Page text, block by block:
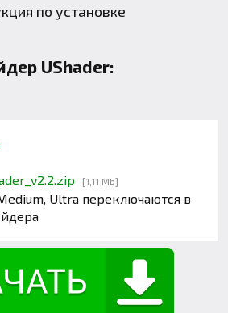
по установке
UShader:
[1,11 Mb]
Ultra переключаются в